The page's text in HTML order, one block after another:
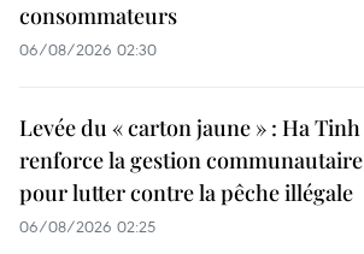
consommateurs
06/08/2026 02:30
Levée du « carton jaune » : Ha Tinh
renforce la gestion communautaire
pour lutter contre la pêche illégale
06/08/2026 02:25